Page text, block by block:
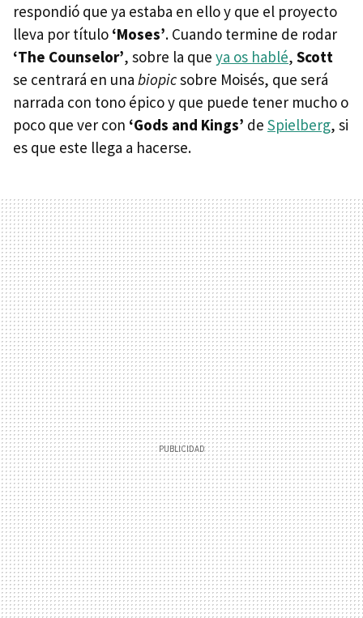
respondió que ya estaba en ello y que el proyecto
lleva por título ‘Moses’. Cuando termine de rodar
‘The Counselor’, sobre la que ya os hablé, Scott
se centrará en una biopicsobre Moisés, que será
narrada con tono épico y que puede tener mucho o
poco que ver con ‘Gods and Kings’ de Spielberg, si
es que este llega a hacerse.